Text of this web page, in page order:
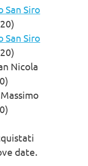
San Siro
San Siro
Nicola
date.